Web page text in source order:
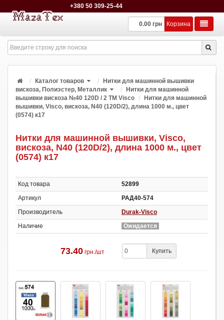
+380 50 309-25-44
0.00 грн Корзина
Каталог товаров
Нитки для машинной вышивки
вискоза, Полиэстер, Металлик
Нитки для машинной
вышивки вискоза №40 120D / 2 ТМ Visco
Нитки для машинной
вышивки, Visco, вискоза, N40 (120D/2), длина 1000 м., цвет
(0574) к17
Нитки для машинной вышивки, Visco,
вискоза, N40 (120D/2), длина 1000 м., цвет
(0574) к17
Код товара
52899
Артикул
РАД40-574
Производитель
Durak-Visco
Наличие
Ожидается
73.40 грн./шт Купить